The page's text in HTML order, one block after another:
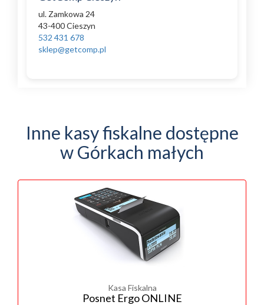
ul. Zamkowa 24
43-400 Cieszyn
532 431 678
sklep@getcomp.pl
Inne kasy fiskalne dostępne
w Górkach małych
Kasa Fiskalna
Posnet Ergo ONLINE